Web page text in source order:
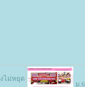
ไม่หยุด
ม